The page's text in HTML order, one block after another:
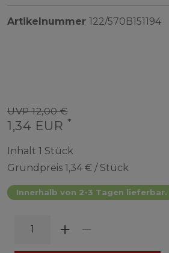
Artikelnummer 122/570B151194
UVP 12,00 €
1,34 EUR *
Inhalt 1 Stück
Grundpreis 1,34 € / Stück
Innerhalb von 2-3 Tagen lieferbar.